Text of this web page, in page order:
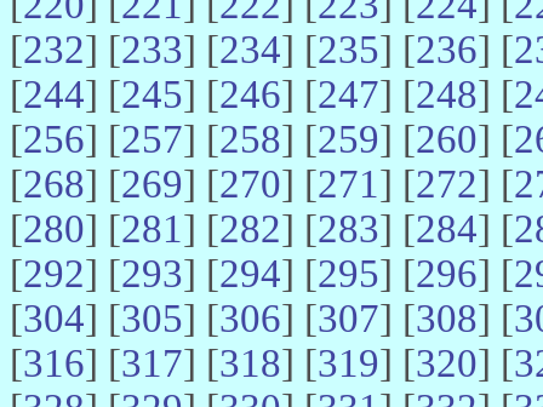
[232] [233] [234] [235] [236] [
[244] [245] [246] [247] [248] [
[256] [257] [258] [259] [260] [
[268] [269] [270] [271] [272] [
[280] [281] [282] [283] [284] [
[292] [293] [294] [295] [296] [
[304] [305] [306] [307] [308] [
[316] [317] [318] [319] [320] [